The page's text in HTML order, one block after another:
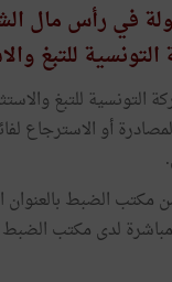
في رأس مال
للتبغ
للتبغ
أو الاسترجاع
الضبط بالعنوان
لدى مكتب الضبط